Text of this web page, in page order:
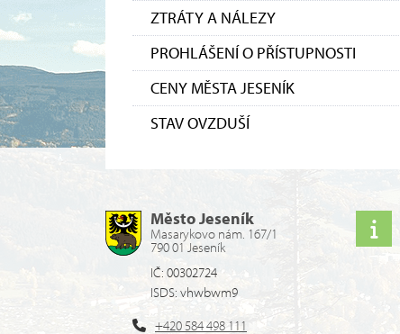
ZTRÁTY A NÁLEZY
PROHLÁŠENÍ O PŘÍSTUPNOSTI
CENY MĚSTA JESENÍK
STAV OVZDUŠÍ
Město Jeseník
Masarykovo nám. 167/1
790 01 Jeseník
IČ: 00302724
ISDS: vhwbwm9
+420 584 498 111